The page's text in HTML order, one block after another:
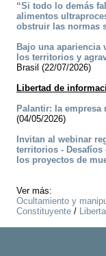
“Si todo lo demás
alimentos
obstruir las normas
Bajo una apariencia
los territorios y
Brasil (22/07/2026)
Libertad de
Palantir: la
(04/05/2026)
Invitan al webinar
territorios -
los proyectos de
Ver más:
Ocultamiento y
Constituyente /